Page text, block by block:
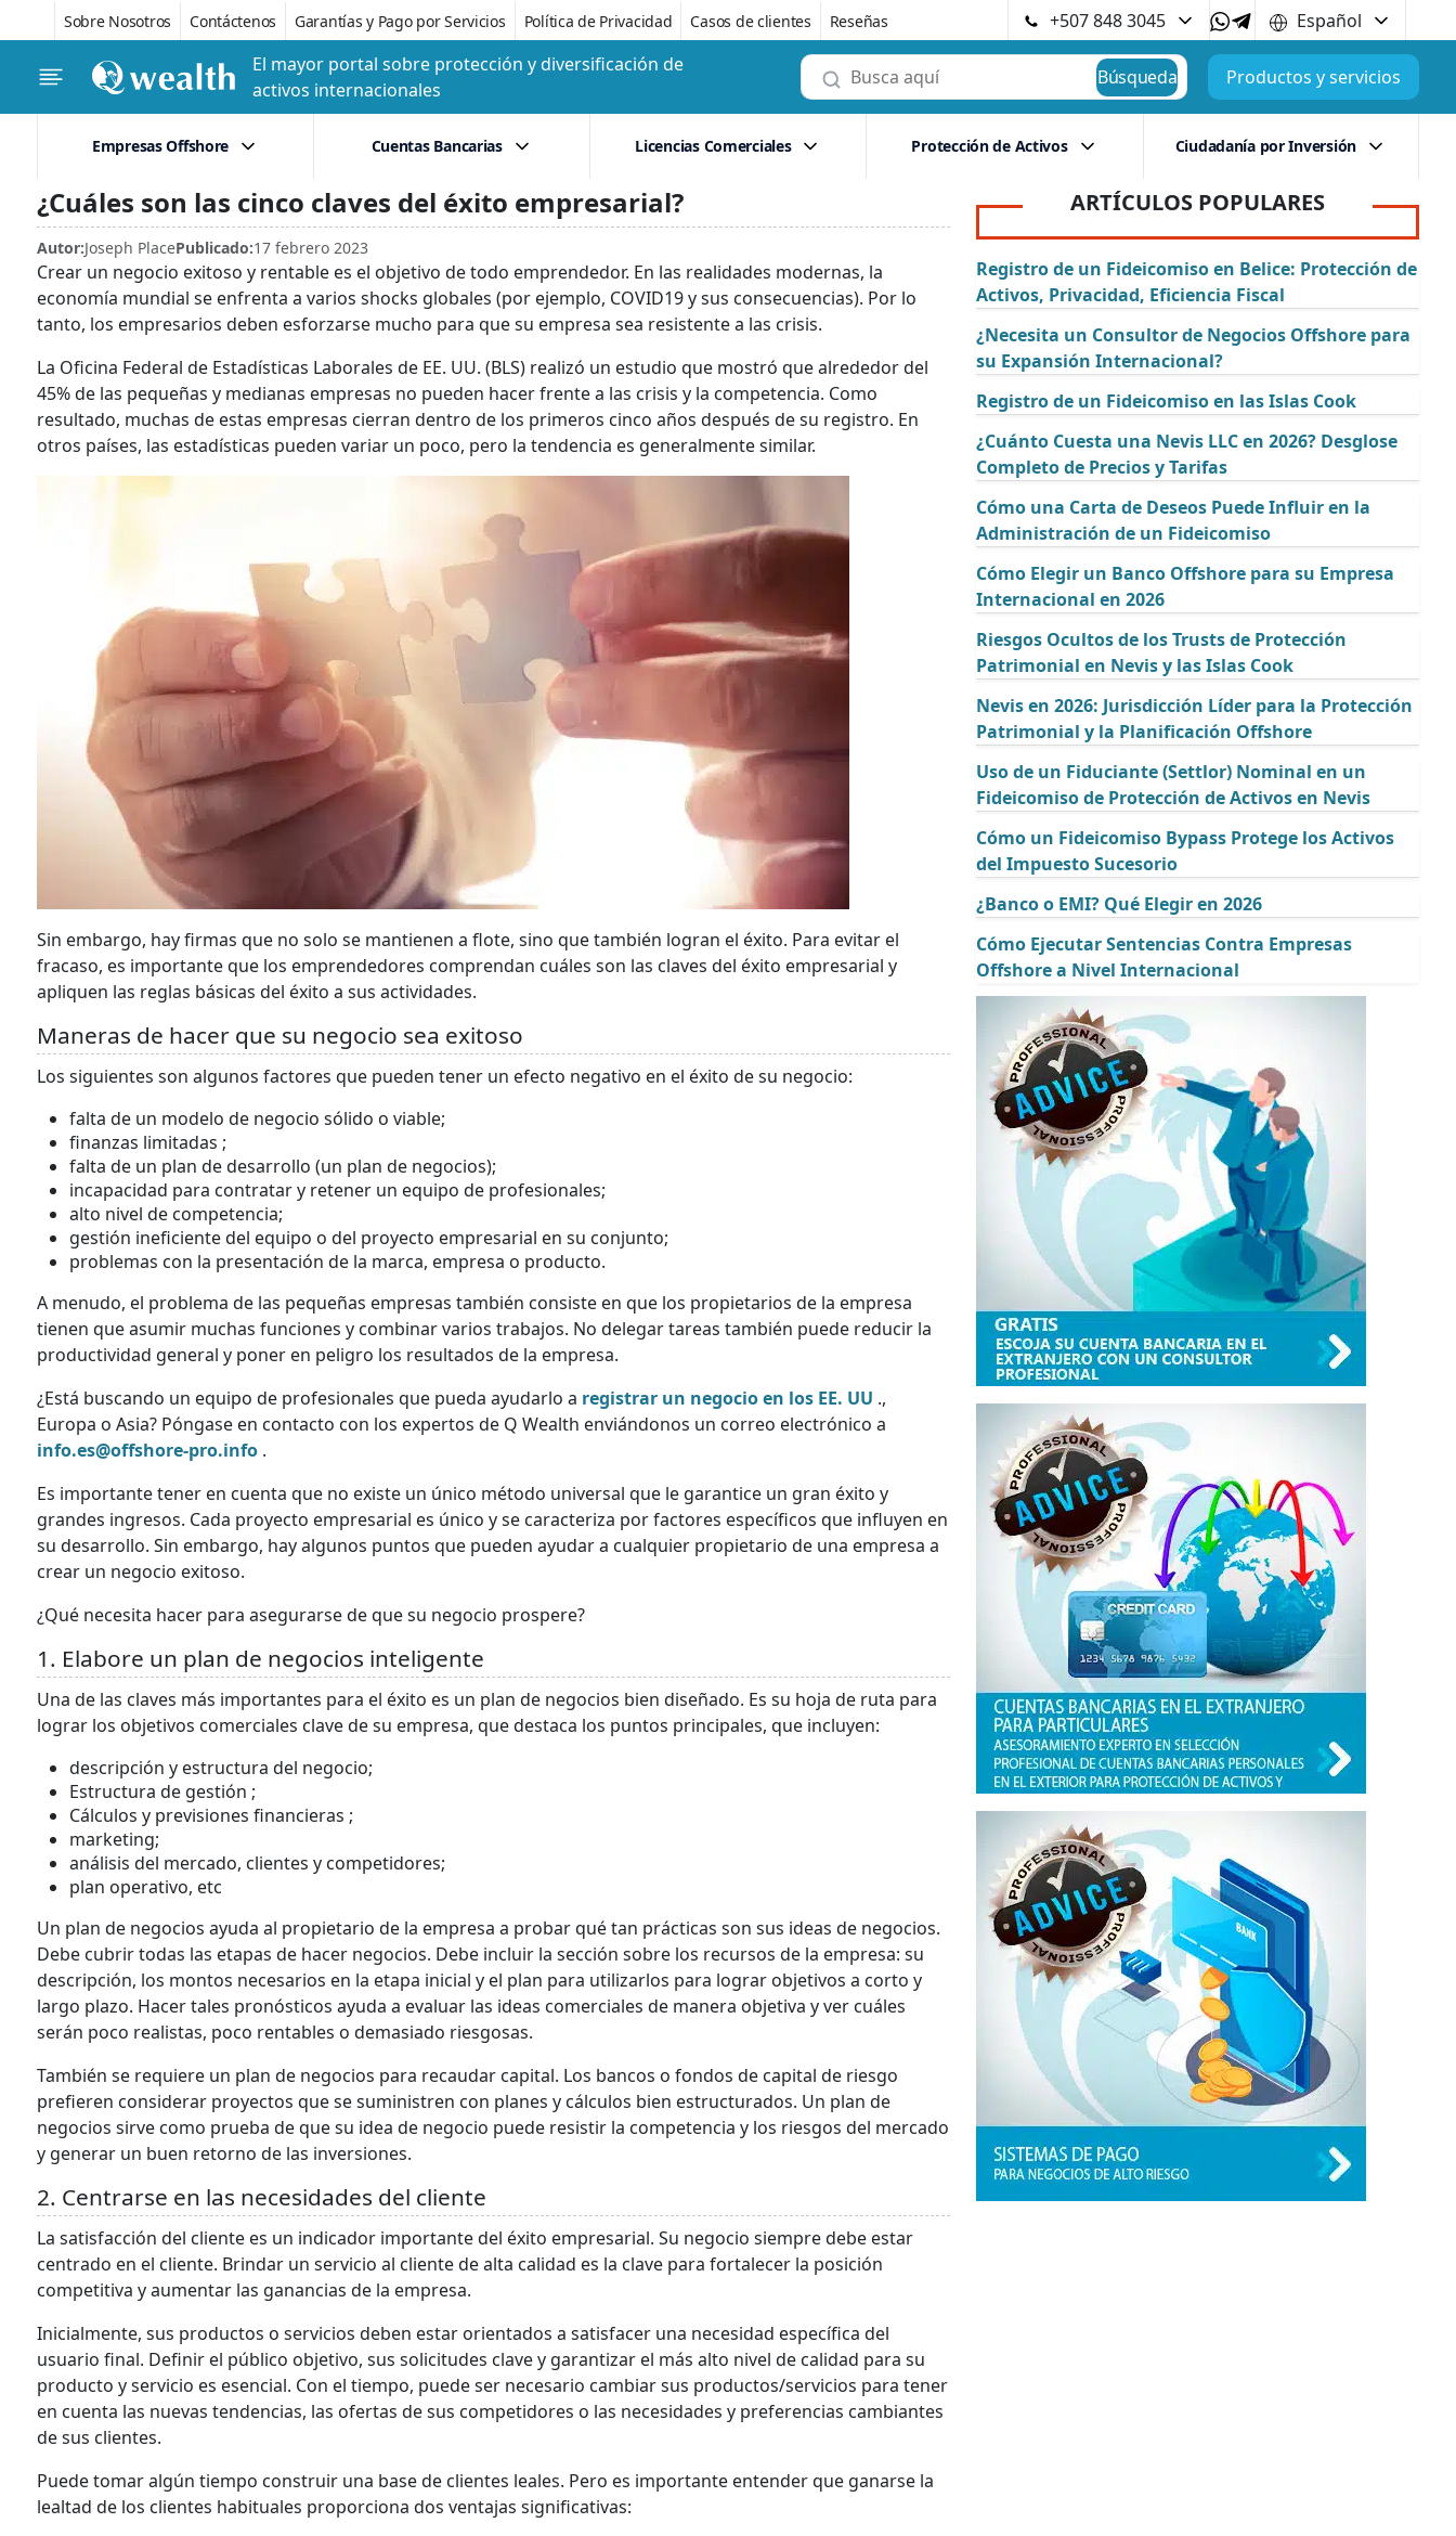
Sobre Nosotros Contáctenos Garantías y Pago por Servicios Política de Privacidad Casos de clientes Reseñas +507 848 3045
Español
El mayor portal sobre protección y diversificación de
activos internacionales
Búsqueda Productos y servicios
Empresas Offshore Cuentas Bancarias Licencias Comerciales Protección de Activos Ciudadanía por Inversión
¿Cuáles son las cinco claves del éxito empresarial?
Autor:Joseph PlacePublicado:17 febrero 2023
Crear un negocio exitoso y rentable es el objetivo de todo emprendedor. En las realidades modernas, la
economía mundial se enfrenta a varios shocks globales (por ejemplo, COVID19 y sus consecuencias). Por lo
tanto, los empresarios deben esforzarse mucho para que su empresa sea resistente a las crisis.
La Oficina Federal de Estadísticas Laborales de EE. UU. (BLS) realizó un estudio que mostró que alrededor del
45% de las pequeñas y medianas empresas no pueden hacer frente a las crisis y la competencia. Como
resultado, muchas de estas empresas cierran dentro de los primeros cinco años después de su registro. En
otros países, las estadísticas pueden variar un poco, pero la tendencia es generalmente similar.
Sin embargo, hay firmas que no solo se mantienen a flote, sino que también logran el éxito. Para evitar el
fracaso, es importante que los emprendedores comprendan cuáles son las claves del éxito empresarial y
apliquen las reglas básicas del éxito a sus actividades.
Maneras de hacer que su negocio sea exitoso
Los siguientes son algunos factores que pueden tener un efecto negativo en el éxito de su negocio:
falta de un modelo de negocio sólido o viable;
finanzas limitadas ;
falta de un plan de desarrollo (un plan de negocios);
incapacidad para contratar y retener un equipo de profesionales;
alto nivel de competencia;
gestión ineficiente del equipo o del proyecto empresarial en su conjunto;
problemas con la presentación de la marca, empresa o producto.
A menudo, el problema de las pequeñas empresas también consiste en que los propietarios de la empresa
tienen que asumir muchas funciones y combinar varios trabajos. No delegar tareas también puede reducir la
productividad general y poner en peligro los resultados de la empresa.
¿Está buscando un equipo de profesionales que pueda ayudarlo a registrar un negocio en los EE. UU .,
Europa o Asia? Póngase en contacto con los expertos de Q Wealth enviándonos un correo electrónico a
info.es@offshore-pro.info .
Es importante tener en cuenta que no existe un único método universal que le garantice un gran éxito y
grandes ingresos. Cada proyecto empresarial es único y se caracteriza por factores específicos que influyen en
su desarrollo. Sin embargo, hay algunos puntos que pueden ayudar a cualquier propietario de una empresa a
crear un negocio exitoso.
¿Qué necesita hacer para asegurarse de que su negocio prospere?
1. Elabore un plan de negocios inteligente
Una de las claves más importantes para el éxito es un plan de negocios bien diseñado. Es su hoja de ruta para
lograr los objetivos comerciales clave de su empresa, que destaca los puntos principales, que incluyen:
descripción y estructura del negocio;
Estructura de gestión ;
Cálculos y previsiones financieras ;
marketing;
análisis del mercado, clientes y competidores;
plan operativo, etc
Un plan de negocios ayuda al propietario de la empresa a probar qué tan prácticas son sus ideas de negocios.
Debe cubrir todas las etapas de hacer negocios. Debe incluir la sección sobre los recursos de la empresa: su
descripción, los montos necesarios en la etapa inicial y el plan para utilizarlos para lograr objetivos a corto y
largo plazo. Hacer tales pronósticos ayuda a evaluar las ideas comerciales de manera objetiva y ver cuáles
serán poco realistas, poco rentables o demasiado riesgosas.
También se requiere un plan de negocios para recaudar capital. Los bancos o fondos de capital de riesgo
prefieren considerar proyectos que se suministren con planes y cálculos bien estructurados. Un plan de
negocios sirve como prueba de que su idea de negocio puede resistir la competencia y los riesgos del mercado
y generar un buen retorno de las inversiones.
2. Centrarse en las necesidades del cliente
La satisfacción del cliente es un indicador importante del éxito empresarial. Su negocio siempre debe estar
centrado en el cliente. Brindar un servicio al cliente de alta calidad es la clave para fortalecer la posición
competitiva y aumentar las ganancias de la empresa.
Inicialmente, sus productos o servicios deben estar orientados a satisfacer una necesidad específica del
usuario final. Definir el público objetivo, sus solicitudes clave y garantizar el más alto nivel de calidad para su
producto y servicio es esencial. Con el tiempo, puede ser necesario cambiar sus productos/servicios para tener
en cuenta las nuevas tendencias, las ofertas de sus competidores o las necesidades y preferencias cambiantes
de sus clientes.
Puede tomar algún tiempo construir una base de clientes leales. Pero es importante entender que ganarse la
lealtad de los clientes habituales proporciona dos ventajas significativas:
ARTÍCULOS POPULARES
Registro de un Fideicomiso en Belice: Protección de
Activos, Privacidad, Eficiencia Fiscal
¿Necesita un Consultor de Negocios Offshore para
su Expansión Internacional?
Registro de un Fideicomiso en las Islas Cook
¿Cuánto Cuesta una Nevis LLC en 2026? Desglose
Completo de Precios y Tarifas
Cómo una Carta de Deseos Puede Influir en la
Administración de un Fideicomiso
Cómo Elegir un Banco Offshore para su Empresa
Internacional en 2026
Riesgos Ocultos de los Trusts de Protección
Patrimonial en Nevis y las Islas Cook
Nevis en 2026: Jurisdicción Líder para la Protección
Patrimonial y la Planificación Offshore
Uso de un Fiduciante (Settlor) Nominal en un
Fideicomiso de Protección de Activos en Nevis
Cómo un Fideicomiso Bypass Protege los Activos
del Impuesto Sucesorio
¿Banco o EMI? Qué Elegir en 2026
Cómo Ejecutar Sentencias Contra Empresas
Offshore a Nivel Internacional